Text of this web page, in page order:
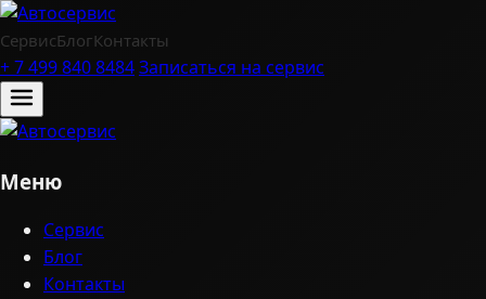
СервисБлогКонтакты
+ 7 499 840 8484Записаться на сервис
Меню
Сервис
Блог
Контакты